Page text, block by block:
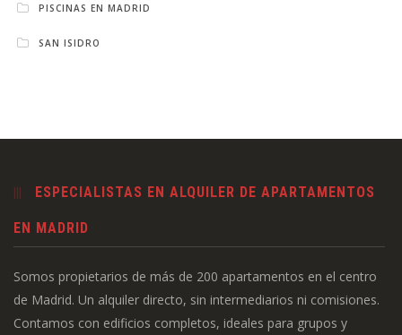
PISCINAS EN MADRID
SAN ISIDRO
ESPECIALISTAS EN ALQUILER DE APARTAMENTOS
EN MADRID
Somos propietarios de más de 200 apartamentos en el centro
de Madrid. Un alquiler directo, sin intermediarios ni comisiones.
Contamos con edificios completos, ideales para grupos y